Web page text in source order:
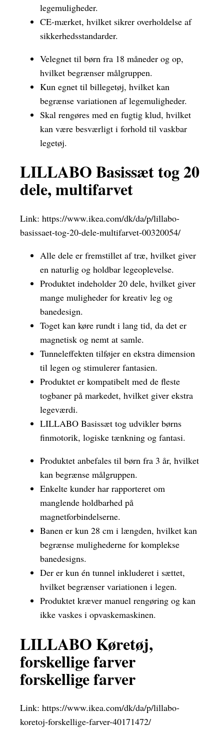
legemuligheder.
CE-mærket, hvilket sikrer overholdelse af
sikkerhedsstandarder.
Velegnet til børn fra 18 måneder og op,
hvilket begrænser målgruppen.
Kun egnet til billegetøj, hvilket kan
begrænse variationen af legemuligheder.
Skal rengøres med en fugtig klud, hvilket
kan være besværligt i forhold til vaskbar
legetøj.
LILLABO Basissæt tog 20
dele, multifarvet
Link: https://www.ikea.com/dk/da/p/lillabo-
basissaet-tog-20-dele-multifarvet-00320054/
Alle dele er fremstillet af træ, hvilket giver
en naturlig og holdbar legeoplevelse.
Produktet indeholder 20 dele, hvilket giver
mange muligheder for kreativ leg og
banedesign.
Toget kan køre rundt i lang tid, da det er
magnetisk og nemt at samle.
Tunneleffekten tilføjer en ekstra dimension
til legen og stimulerer fantasien.
Produktet er kompatibelt med de fleste
togbaner på markedet, hvilket giver ekstra
legeværdi.
LILLABO Basissæt tog udvikler børns
finmotorik, logiske tænkning og fantasi.
Produktet anbefales til børn fra 3 år, hvilket
kan begrænse målgruppen.
Enkelte kunder har rapporteret om
manglende holdbarhed på
magnetforbindelserne.
Banen er kun 28 cm i længden, hvilket kan
begrænse mulighederne for komplekse
banedesigns.
Der er kun én tunnel inkluderet i sættet,
hvilket begrænser variationen i legen.
Produktet kræver manuel rengøring og kan
ikke vaskes i opvaskemaskinen.
LILLABO Køretøj,
forskellige farver
forskellige farver
Link: https://www.ikea.com/dk/da/p/lillabo-
koretoj-forskellige-farver-40171472/